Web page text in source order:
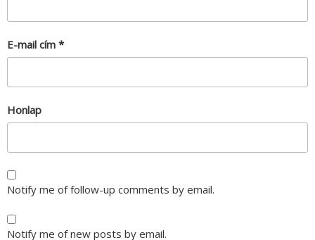
E-mail cím *
Honlap
Notify me of follow-up comments by email.
Notify me of new posts by email.